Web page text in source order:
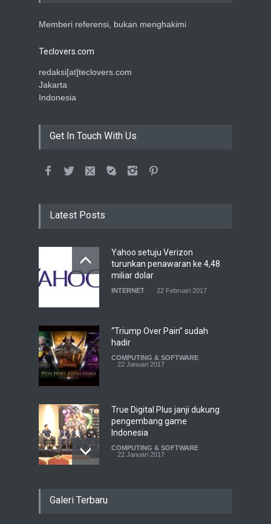
Memberi referensi, bukan menghakimi
Teclovers.com
redaksi[at]teclovers.com
Jakarta
Indonesia
Get In Touch With Us
Latest Posts
Yahoo setuju Verizon
turunkan penawaran ke 4,48
miliar dolar
INTERNET 22 Februari 2017
“Triump Over Pain” sudah
hadir
COMPUTING & SOFTWARE
22 Januari 2017
True Digital Plus janji dukung
pengembang game
Indonesia
COMPUTING & SOFTWARE
22 Januari 2017
Galeri Terbaru